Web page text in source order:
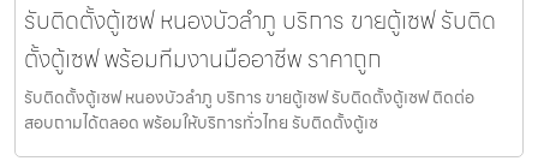
รับติดตั้งตู้เซฟ หนองบัวลำภู บริการ ขายตู้เซฟ รับติด
ตั้งตู้เซฟ พร้อมทีมงานมืออาชีพ ราคาถูก
รับติดตั้งตู้เซฟ หนองบัวลำภู บริการ ขายตู้เซฟ รับติดตั้งตู้เซฟ ติดต่อ
สอบถามได้ตลอด พร้อมให้บริการทั่วไทย รับติดตั้งตู้เซ